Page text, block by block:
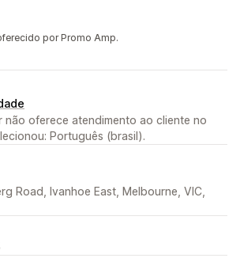
por Promo Amp.
não oferece atendimento ao cliente no
Português (brasil).
Road, Ivanhoe East, Melbourne, VIC,